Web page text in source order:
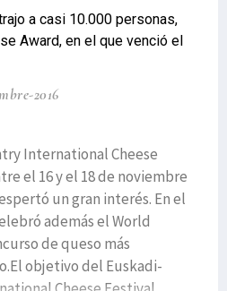
a casi 10.000 personas,
Award, en el que venció el
2016
International Cheese
el 16 y el 18 de noviembre
un gran interés. En el
además el World
de queso más
objetivo del Euskadi-